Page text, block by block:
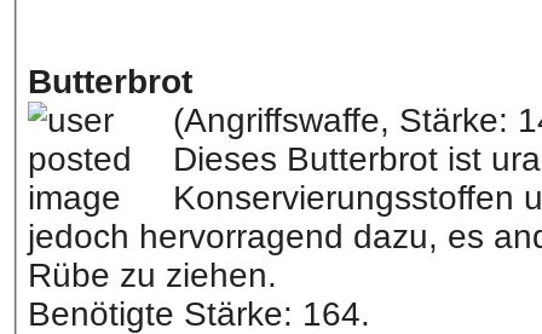
Butterbrot
(Angriffswaffe, Stärke:
Dieses Butterbrot ist
Konservierungsstoffen
jedoch hervorragend dazu, es
Rübe zu ziehen.
Benötigte Stärke: 164.